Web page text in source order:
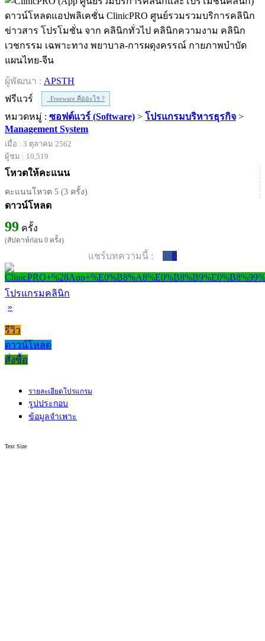
ดาวน์โหลดแอปพลิเคชั่น ClinicPRO ศูนย์รวมรวมบริการคลินิก
ข่าวสาร โปรโมชั่น จาก คลินิกทั่วไป คลินิกความงาม คลินิก
เวชกรรม เฉพาะทาง พยาบาล-การผดุงครรณ์ กายภาพบำบัด
แผนไทย-จีน
ผู้พัฒนา : APSTH
ฟรีแวร์
Freeware คืออะไร ?
หมวดหมู่ : ซอฟต์แวร์ (Software) > โปรแกรมบริหารธุรกิจ >
Management System
เมื่อ : 3 ตุลาคม 2562
ผู้ชม : 10,519
โหวตให้คะแนน
คะแนนโหวต 5 (3 ครั้ง)
ดาวน์โหลด
99 ครั้ง
(สัปดาห์ก่อน 0 ครั้ง)
แชร์บทความนี้ : 0
โปรแกรมคลินิก
»
รีวิว
ดาวน์โหลด
สั่งซื้อ
รายละเอียดโปรแกรม
รูปประกอบ
ข้อมูลจำเพาะ
Text Size